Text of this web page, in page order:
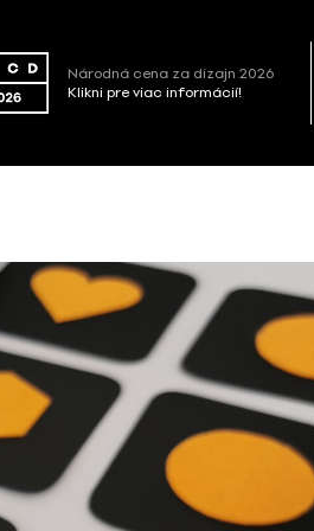
Národná cena za dizajn 2026
Klikni pre viac informácií!